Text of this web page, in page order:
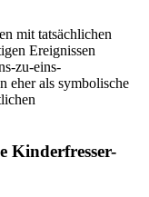
⁣mit⁢ tatsächlichen
Ereignissen
zu-eins-
eher als symbolische
Kinderfresser-